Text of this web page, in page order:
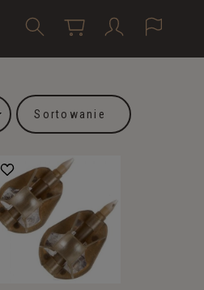
Sortowanie